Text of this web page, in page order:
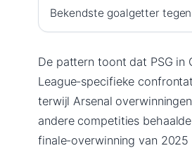
Bekendste goalgetter
De pattern toont dat PSG in
League-specifieke
terwijl Arsenal
andere competities
finale-overwinning van 2025